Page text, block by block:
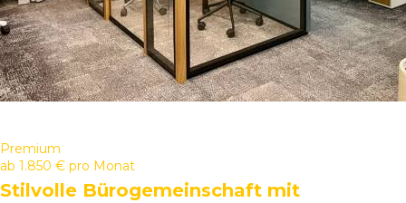
Premium
ab 1.850 € pro Monat
Stilvolle Bürogemeinschaft mit